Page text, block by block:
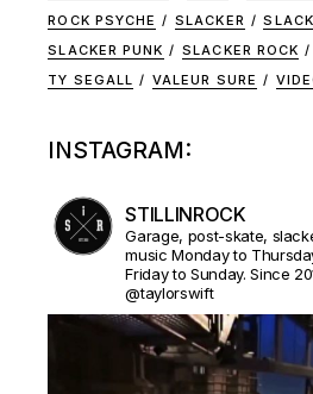
ROCK PSYCHE
SLACKER
SLACKER PUNK
SLACKER ROCK
TY SEGALL
VALEUR SURE
INSTAGRAM:
STILLINROCK
Garage, post-skate,
music Monday to
Friday to Sunday. Since
@taylorswift